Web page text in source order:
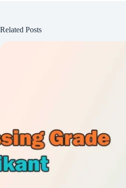
Related Posts